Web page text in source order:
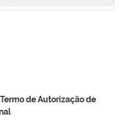
de Autorização de